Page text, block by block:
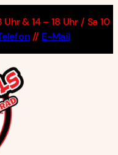
& 14 – 18 Uhr / Sa 10
// E-Mail